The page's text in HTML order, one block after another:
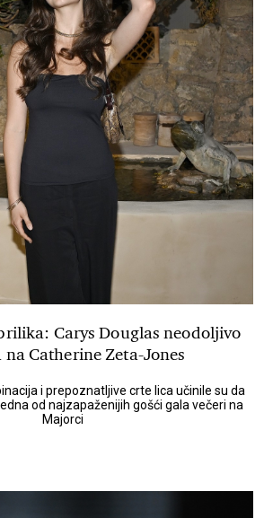
Carys Douglas neodoljivo
na Catherine Zeta-Jones
i prepoznatljive crte lica učinile su da
od najzapaženijih gošći gala večeri na
Majorci